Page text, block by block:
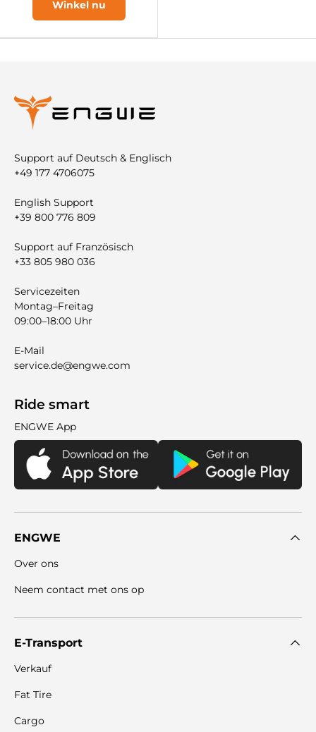
Winkel nu
Support auf Deutsch & Englisch
+49 177 4706075
English Support
+39 800 776 809
Support auf Französisch
+33 805 980 036
Servicezeiten
Montag–Freitag
09:00–18:00 Uhr
E-Mail
service.de@engwe.com
Ride smart
ENGWE App
ENGWE
Over ons
Neem contact met ons op
E-Transport
Verkauf
Fat Tire
Cargo